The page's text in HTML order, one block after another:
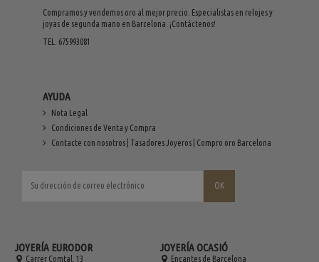
Compramos y vendemos oro al mejor precio. Especialistas en relojes y
joyas de segunda mano en Barcelona. ¡Contáctenos!
TEL. 675993081
AYUDA
Nota Legal
Condiciones de Venta y Compra
Contacte con nosotros | Tasadores Joyeros | Compro oro Barcelona
JOYERÍA EURODOR
Carrer Comtal, 13
JOYERÍA OCASIÓ
Encantes de Barcelona